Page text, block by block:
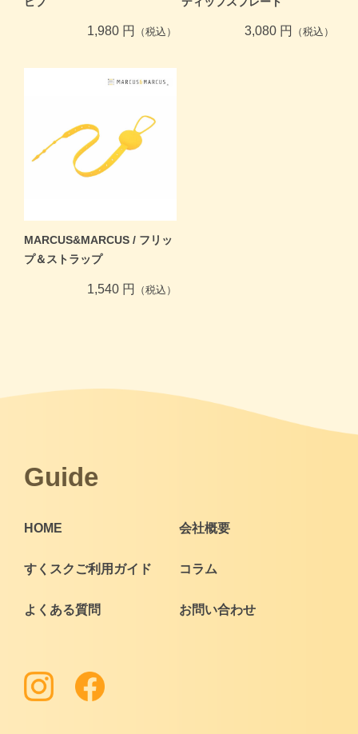
1,980 円 （税込） 3,080 円 （税込）
MARCUS&MARCUS / フリッ
プ＆ストラップ
1,540 円 （税込）
Guide
HOME 会社概要
すくスクご利用ガイド コラム
よくある質問 お問い合わせ